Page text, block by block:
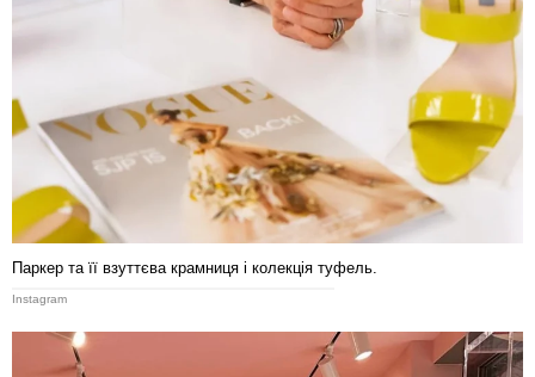
Паркер та її взуттєва крамниця і колекція туфель.
Instagram